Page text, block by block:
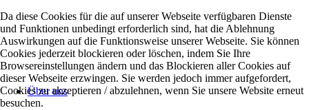
Über uns
Da diese Cookies für die auf unserer Webseite verfügbaren Dienste
und Funktionen unbedingt erforderlich sind, hat die Ablehnung
Auswirkungen auf die Funktionsweise unserer Webseite. Sie können
Cookies jederzeit blockieren oder löschen, indem Sie Ihre
Browsereinstellungen ändern und das Blockieren aller Cookies auf
dieser Webseite erzwingen. Sie werden jedoch immer aufgefordert,
Cookies zu akzeptieren / abzulehnen, wenn Sie unsere Website erneut
besuchen.